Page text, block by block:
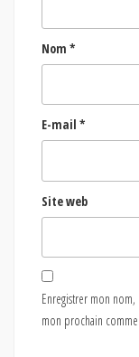
Nom *
E-mail *
Site web
Enregistrer mon
mon prochain